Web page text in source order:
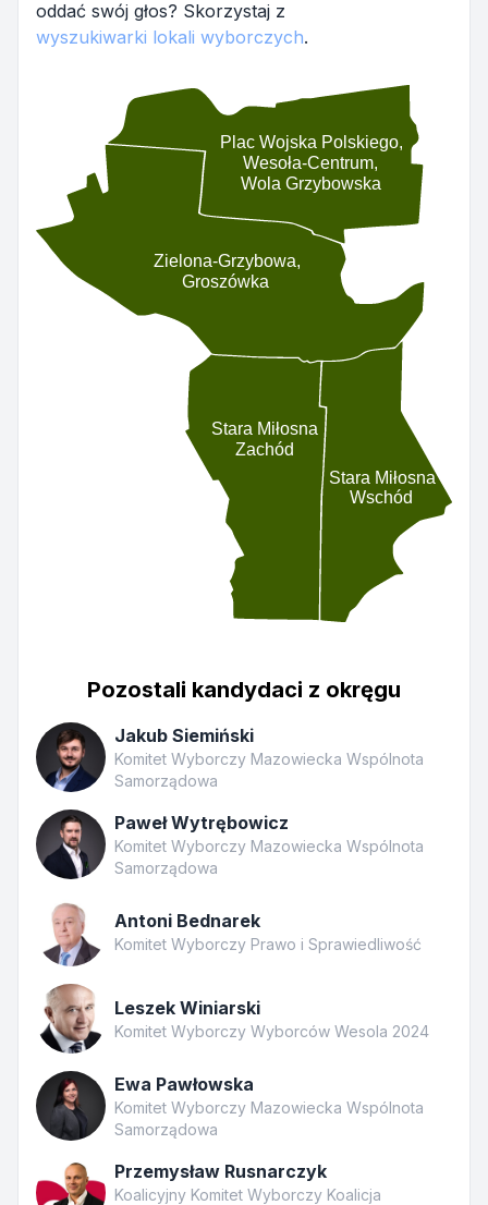
oddać swój głos? Skorzystaj z
wyszukiwarki lokali wyborczych.
Stara Miłosna
Wschód
Stara Miłosna
Zachód
Zielona-Grzybowa,
Groszówka
Plac Wojska Polskiego,
Wesoła-Centrum,
Wola Grzybowska
Pozostali kandydaci z okręgu
Jakub Siemiński
Komitet Wyborczy Mazowiecka Wspólnota
Samorządowa
Paweł Wytrębowicz
Komitet Wyborczy Mazowiecka Wspólnota
Samorządowa
Antoni Bednarek
Komitet Wyborczy Prawo i Sprawiedliwość
Leszek Winiarski
Komitet Wyborczy Wyborców Wesola 2024
Ewa Pawłowska
Komitet Wyborczy Mazowiecka Wspólnota
Samorządowa
Przemysław Rusnarczyk
Koalicyjny Komitet Wyborczy Koalicja